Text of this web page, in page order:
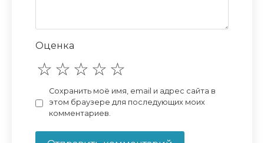
Оценка
Сохранить моё имя, email и адрес сайта в
этом браузере для последующих моих
комментариев.